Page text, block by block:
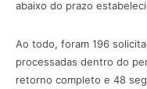
abaixo do prazo
Ao todo, foram 196
processadas dentro do
retorno completo e 48